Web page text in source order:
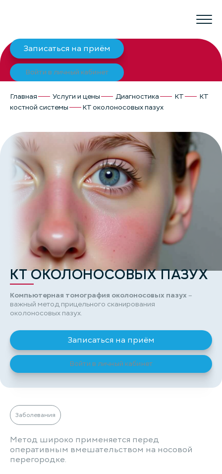
Записаться на приём
Войти в личный кабинет
Главная Услуги и цены Диагностика КТ
КТ
костной системы
КТ околоносовых пазух
КТ ОКОЛОНОСОВЫХ ПАЗУХ
Компьютерная томография околоносовых пазух –
важный метод прицельного сканирования
околоносовых пазух.
Записаться на приём
Войти в личный кабинет
Заболевания
Метод широко применяется перед
оперативным вмешательством на носовой
перегородке.